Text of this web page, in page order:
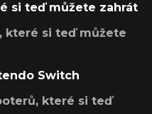
si teď můžete zahrát
které si teď můžete
Switch
které si teď